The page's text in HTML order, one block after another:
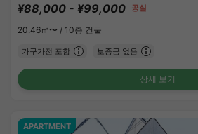
¥88,000 - ¥99,000 공실
20.46㎡〜 / 10층 건물
가구가전 포함 보증금 없음
상세 보기
APARTMENT